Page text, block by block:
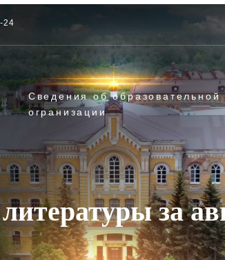
24
Сведения об образовательной
огранизации
за